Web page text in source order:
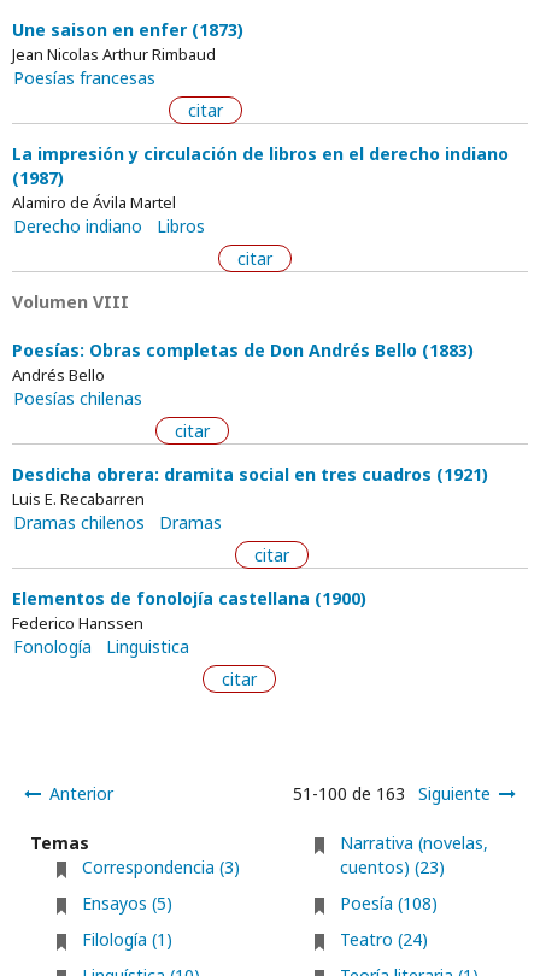
Une saison en enfer (1873)
Jean Nicolas Arthur Rimbaud
Poesías francesas
citar
La impresión y circulación de libros en el derecho indiano
(1987)
Alamiro de Ávila Martel
Derecho indiano
Libros
citar
Volumen VIII
Poesías: Obras completas de Don Andrés Bello (1883)
Andrés Bello
Poesías chilenas
citar
Desdicha obrera: dramita social en tres cuadros (1921)
Luis E. Recabarren
Dramas chilenos
Dramas
citar
Elementos de fonolojía castellana (1900)
Federico Hanssen
Fonología
Linguistica
citar
Anterior 51-100 de 163 Siguiente
Temas
Correspondencia (3)
Ensayos (5)
Filología (1)
Narrativa (novelas,
cuentos) (23)
Poesía (108)
Teatro (24)